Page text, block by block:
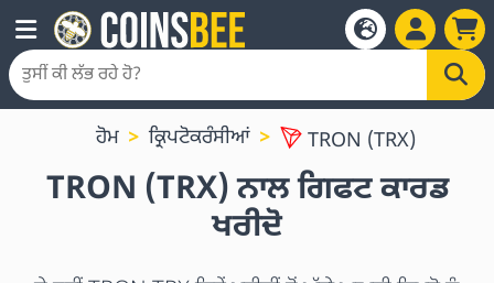
ਹੋਮ ਕ੍ਰਿਪਟੋਕਰੰਸੀਆਂ TRON (TRX)
TRON (TRX) ਨਾਲ ਗਿਫਟ ਕਾਰਡ
ਖਰੀਦੋ